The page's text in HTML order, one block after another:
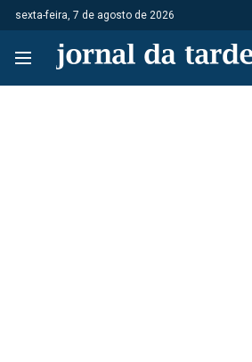
sexta-feira, 7 de agosto de 2026